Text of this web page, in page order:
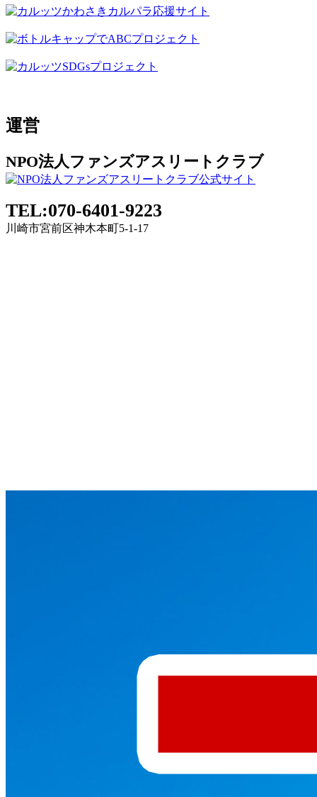
運営
NPO法人ファンズアスリートクラブ
TEL:070-6401-9223
川崎市宮前区神木本町5-1-17